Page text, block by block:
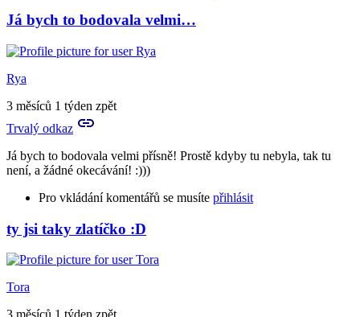
In
reply
to
A
to
je
tvůj
by
Birute
Já bych to bodovala velmi…
Rya
3 měsíců 1 týden zpět
Trvalý odkaz
Já bych to bodovala velmi přísně! Prostě kdyby tu nebyla, tak tu
není, a žádné okecávání! :)))
Pro vkládání komentářů se musíte přihlásit
In
reply
to
Prosím
tě
a
ty jsi taky zlatíčko :D
Tora